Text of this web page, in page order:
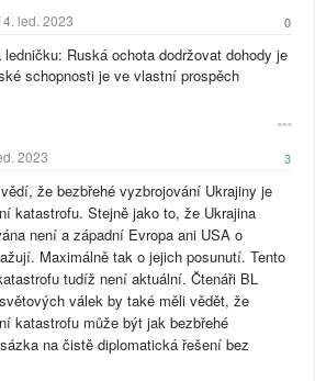
led. 2023 0
Ruská ochota dodržovat dohody je
schopnosti je ve vlastní prospěch
2023 3
že bezbřehé vyzbrojování Ukrajiny je
katastrofu. Stejně jako to, že Ukrajina
není a západní Evropa ani USA o
Maximálně tak o jejich posunutí. Tento
tudíž není aktuální. Čtenáři BL
válek by také měli vědět, že
katastrofu může být jak bezbřehé
na čistě diplomatická řešení bez